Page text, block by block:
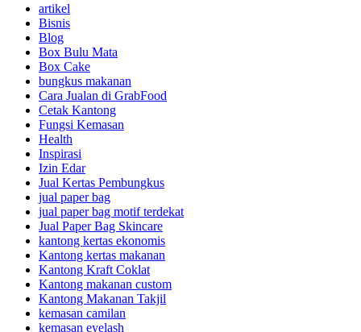
artikel
Bisnis
Blog
Box Bulu Mata
Box Cake
bungkus makanan
Cara Jualan di GrabFood
Cetak Kantong
Fungsi Kemasan
Health
Inspirasi
Izin Edar
Jual Kertas Pembungkus
jual paper bag
jual paper bag motif terdekat
Jual Paper Bag Skincare
kantong kertas ekonomis
Kantong kertas makanan
Kantong Kraft Coklat
Kantong makanan custom
Kantong Makanan Takjil
kemasan camilan
kemasan eyelash